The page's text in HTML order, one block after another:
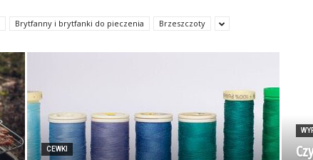
Brytfanny i brytfanki do pieczenia Brzeszczoty
CEWKI